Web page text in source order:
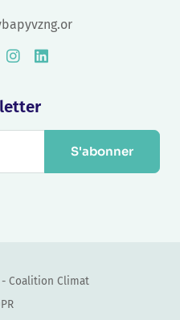
S'abonner
Coalition Climat